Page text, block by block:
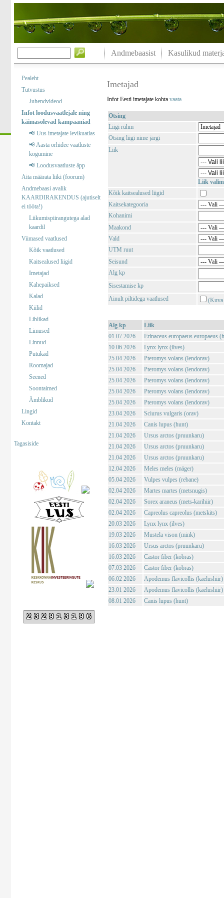
Andmebaasist Kasulikud
Pealeht
Tutvustus
Juhendvideod
Infot loodusvaatlejale ning
käimasolevad kampaaniad
📢 Uus imetajate levikuatlas
📢 Aasta orhidee vaatluste
kogumine
📢 Loodusvaatluste äpp
Aita määrata liiki (foorum)
Andmebaasi avalik
KAARDIRAKENDUS (ajutiselt
ei tööta!)
Liikumispiirangutega alad
kaardil
Viimased vaatlused
Kõik vaatlused
Kaitsealused liigid
Imetajad
Kahepaiksed
Kalad
Kiilid
Liblikad
Limused
Linnud
Putukad
Roomajad
Seened
Soontaimed
Ämblikud
Lingid
Kontakt
Tagasiside
232913196
Imetajad
Infot Eesti imetajate kohta vaata
Otsing
Liigi rühm
Otsing liigi nime järgi
Liik
Liik
Kõik kaitsealused liigid
Kaitsekategooria
Kohanimi
Maakond
Vald
UTM ruut
Seisund
Alg kp
Sisestamise kp
Ainult piltidega vaatlused
(Kuva
Alg kp
Liik
01.07 2026
Erinaceus europaeus europaeus
10.06 2026
Lynx lynx (ilves)
25.04 2026
Pteromys volans (lendorav)
25.04 2026
Pteromys volans (lendorav)
25.04 2026
Pteromys volans (lendorav)
25.04 2026
Pteromys volans (lendorav)
25.04 2026
Pteromys volans (lendorav)
23.04 2026
Sciurus vulgaris (orav)
21.04 2026
Canis lupus (hunt)
21.04 2026
Ursus arctos (pruunkaru)
21.04 2026
Ursus arctos (pruunkaru)
21.04 2026
Ursus arctos (pruunkaru)
12.04 2026
Meles meles (mäger)
05.04 2026
Vulpes vulpes (rebane)
02.04 2026
Martes martes (metsnugis)
02.04 2026
Sorex araneus (mets-karihiir)
02.04 2026
Capreolus capreolus (metskits)
20.03 2026
Lynx lynx (ilves)
19.03 2026
Mustela vison (mink)
16.03 2026
Ursus arctos (pruunkaru)
16.03 2026
Castor fiber (kobras)
07.03 2026
Castor fiber (kobras)
06.02 2026
Apodemus flavicollis (kaelushiir)
23.01 2026
Apodemus flavicollis (kaelushiir)
08.01 2026
Canis lupus (hunt)